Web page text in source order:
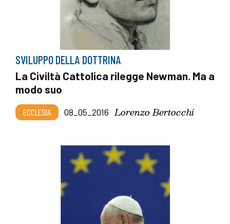
SVILUPPO DELLA DOTTRINA
La Civiltà Cattolica rilegge Newman. Ma a
modo suo
ECCLESIA 08_05_2016 Lorenzo Bertocchi